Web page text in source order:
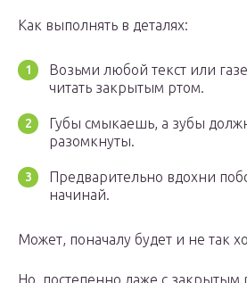
Как выполнять в деталях:
Возьми любой текст или
читать закрытым ртом.
Губы смыкаешь, а зубы
разомкнуты.
Предварительно вдохни
начинай.
Может, поначалу будет и не так
Но, постепенно даже с закрытым